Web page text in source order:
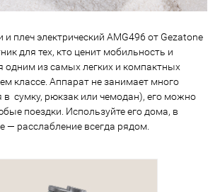
плеч электрический AMG496 от Gezatone
для тех, кто ценит мобильность и
одним из самых легких и компактных
классе. Аппарат не занимает много
в сумку, рюкзак или чемодан), его можно
поездки. Используйте его дома, в
— расслабление всегда рядом.